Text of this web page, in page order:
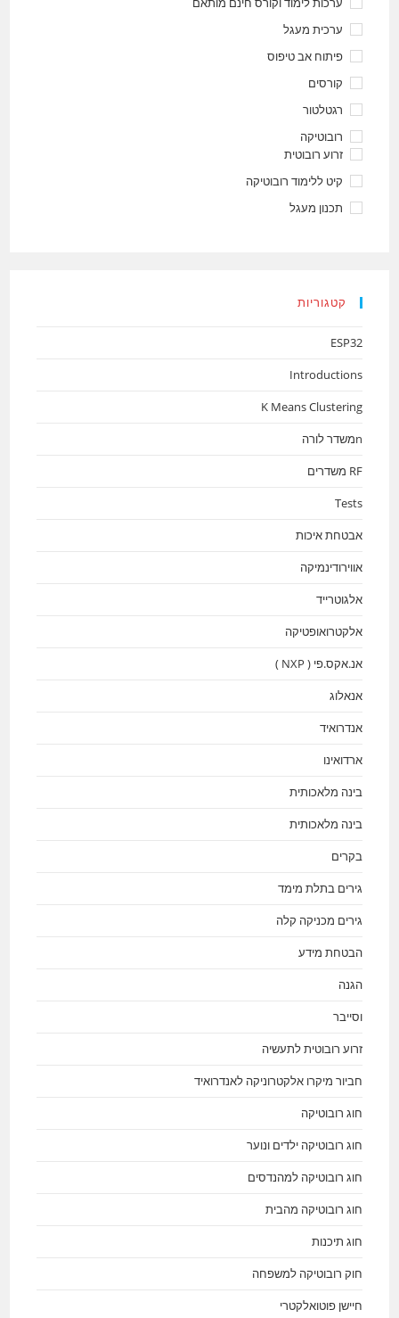
ערכית מעגל
פיתוח אב טיפוס
קורסים
רגטלטור
רובוטיקה
זרוע רובוטית
קיט ללימוד רובוטיקה
תכנון מעגל
קטגוריות
ESP32
Introductions
K Means Clustering
nמשדר לורה
RF משדרים
Tests
אבטחת איכות
אווירודינמיקה
אלגוטרייד
אלקטרואופטיקה
אנ.אקס.פי ( NXP )
אנאלוג
אנדרואיד
ארדואינו
בינה מלאכותית
בינה מלאכותית
בקרים
גירים בתלת מימד
גירים מכניקה קלה
הבטחת מידע
הגנה
וסייבר
זרוע רובוטית לתעשיה
חביור מיקרו אלקטרוניקה לאנדרואיד
חוג רובוטיקה
חוג רובוטיקה ילדים ונוער
חוג רובוטיקה למהנדסים
חוג רובוטיקה מהבית
חוג תיכנות
חוק רובוטיקה למשפחה
חיישן פוטואלקטרי